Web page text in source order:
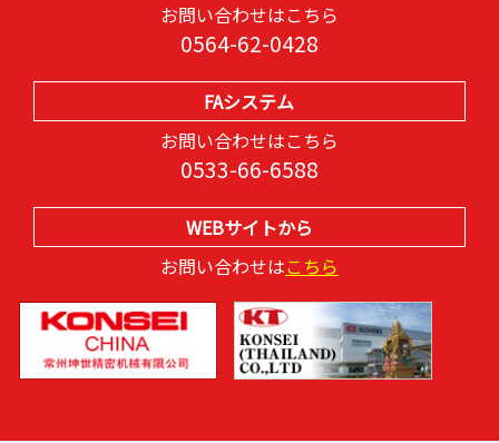
お問い合わせはこちら
0564-62-0428
FAシステム
お問い合わせはこちら
0533-66-6588
WEBサイトから
お問い合わせはこちら